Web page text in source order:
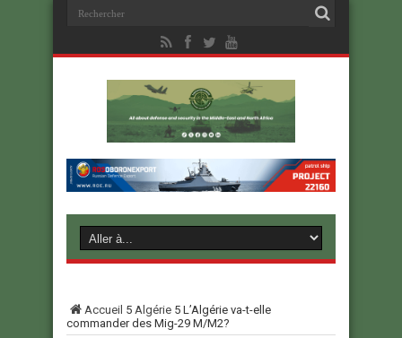
Accueil 5 Algérie 5 L’Algérie va-t-elle
commander des Mig-29 M/M2?